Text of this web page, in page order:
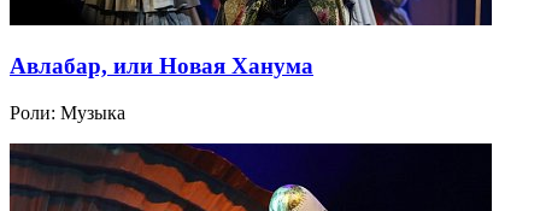
Авлабар, или Новая Ханума
Роли: Музыка